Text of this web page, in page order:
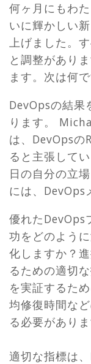
何ヶ月にもわ
いに輝かしい
上げました。
と調整があり
ます。次は何
DevOpsの結果
ります。
は、DevOpsの
ると主張して
日の自分の立
には、DevOps
優れたDevOps
功をどのよう
化しますか？
るための適切
を実証するた
均修復時間な
る必要があり
適切な指標は